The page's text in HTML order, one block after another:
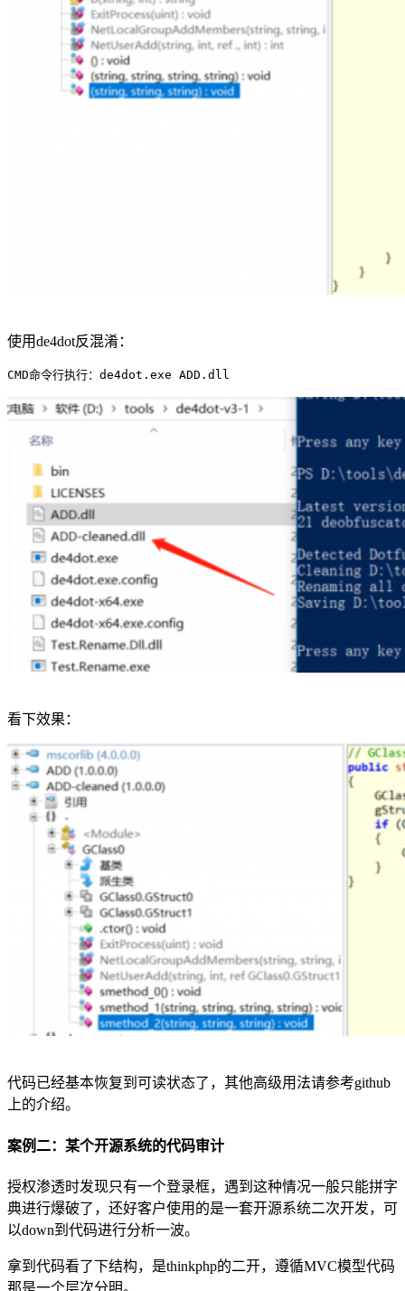
使用de4dot反混淆：
CMD命令行执行：de4dot.exe ADD.dll
看下效果：
代码已经基本恢复到可读状态了，其他高级用法请参考github
上的介绍。
案例二：某个开源系统的代码审计
授权渗透时发现只有一个登录框，遇到这种情况一般只能拼字
典进行爆破了，还好客户使用的是一套开源系统二次开发，可
以down到代码进行分析一波。
拿到代码看了下结构，是thinkphp的二开，遵循MVC模型代码
那是一个层次分明。